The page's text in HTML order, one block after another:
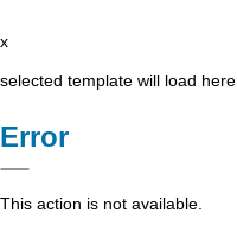
x
selected template will load here
Error
This action is not available.